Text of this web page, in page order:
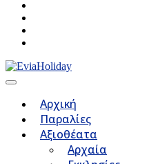
Αρχική
Παραλίες
Αξιοθέατα
Αρχαία